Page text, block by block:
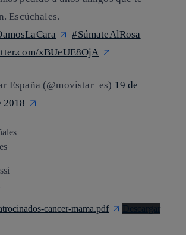
Escúchales.
#SúmateAlRosa
xBUeUE8OjA
España (@movistar_es) 19 de
2018
cancer-mama.pdf Descargar